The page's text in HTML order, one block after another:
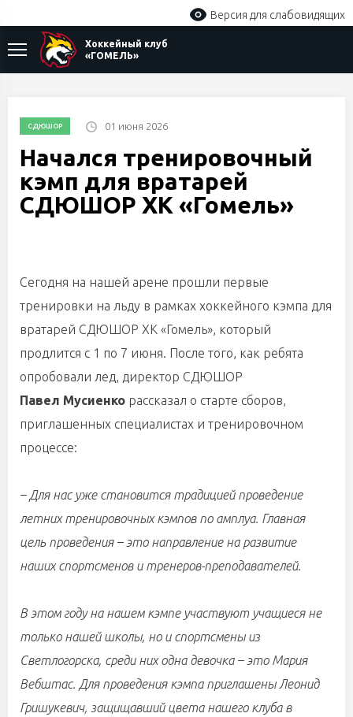
Версия для слабовидящих
Хоккейный клуб
«ГОМЕЛЬ»
СДЮШОР 01 июня 2026
Начался тренировочный
кэмп для вратарей
СДЮШОР ХК «Гомель»
Сегодня на нашей арене прошли первые
тренировки на льду в рамках хоккейного кэмпа для
вратарей СДЮШОР ХК «Гомель», который
продлится с 1 по 7 июня. После того, как ребята
опробовали лед, директор СДЮШОР
Павел Мусиенко рассказал о старте сборов,
приглашенных специалистах и тренировочном
процессе:
– Для нас уже становится традицией проведение
летних тренировочных кэмпов по амплуа. Главная
цель проведения – это направление на развитие
наших спортсменов и тренеров-преподавателей.
В этом году на нашем кэмпе участвуют учащиеся не
только нашей школы, но и спортсмены из
Светлогорска, среди них одна девочка –это Мария
Вебштас. Для проведения кэмпа приглашены Леонид
Гришукевич, защищавший цвета нашего клуба в